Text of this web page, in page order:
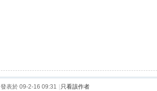
發表於 09-2-16 09:31 只看該作者